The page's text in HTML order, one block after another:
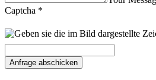
Captcha *
Anfrage abschicken